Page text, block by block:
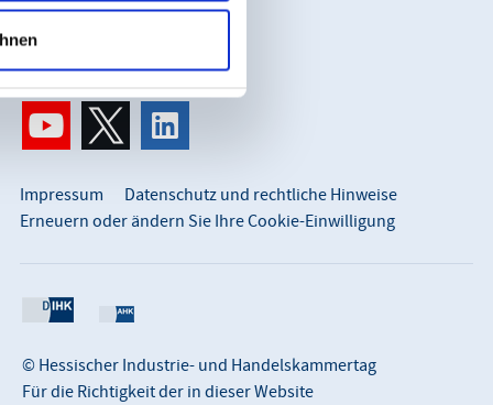
0611 360 115-0
© Hessischer Industrie- und Handelskammertag
Für die Richtigkeit der in dieser Website
Impressum
Datenschutz und rechtliche Hinweise
Erneuern oder ändern Sie Ihre Cookie-Einwilligung